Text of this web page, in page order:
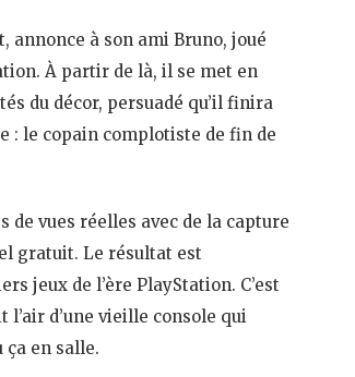
annonce à son ami Bruno, joué
À partir de là, il se met en
du décor, persuadé qu’il finira
: le copain complotiste de fin de
de vues réelles avec de la capture
gratuit. Le résultat est
jeux de l’ère PlayStation. C’est
d’une vieille console qui
ça en salle.